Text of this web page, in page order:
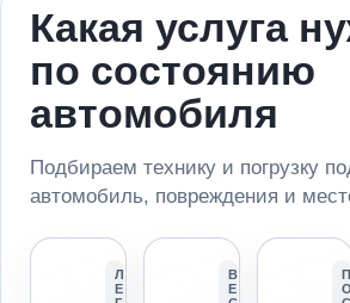
Какая услуга
по состоянию
автомобиля
Подбираем технику и погрузку
автомобиль, повреждения и
Л
Е
В
Е
П
О